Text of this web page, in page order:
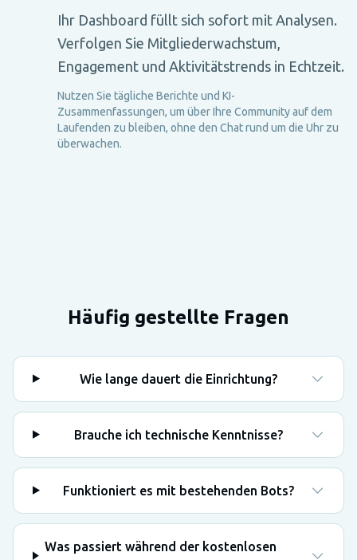
Ihr Dashboard füllt sich sofort mit Analysen.
Verfolgen Sie Mitgliederwachstum,
Engagement und Aktivitätstrends in Echtzeit.
Nutzen Sie tägliche Berichte und KI-
Zusammenfassungen, um über Ihre Community auf dem
Laufenden zu bleiben, ohne den Chat rund um die Uhr zu
überwachen.
Häufig gestellte Fragen
Wie lange dauert die Einrichtung?
Brauche ich technische Kenntnisse?
Funktioniert es mit bestehenden Bots?
Was passiert während der kostenlosen